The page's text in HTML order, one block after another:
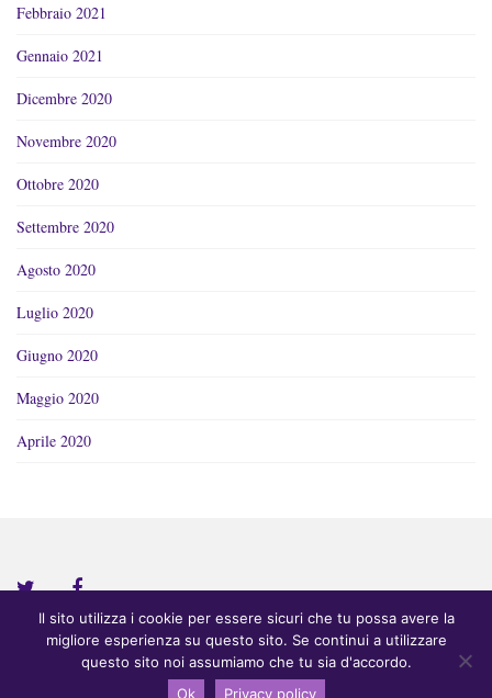
Febbraio 2021
Gennaio 2021
Dicembre 2020
Novembre 2020
Ottobre 2020
Settembre 2020
Agosto 2020
Luglio 2020
Giugno 2020
Maggio 2020
Aprile 2020
COPYRIGHT © 2020 CINZIA SCAFFIDI Tema diColorlib Powered by
WordPress
Il sito utilizza i cookie per essere sicuri che tu possa avere la
migliore esperienza su questo sito. Se continui a utilizzare
questo sito noi assumiamo che tu sia d'accordo.
Ok
Privacy policy